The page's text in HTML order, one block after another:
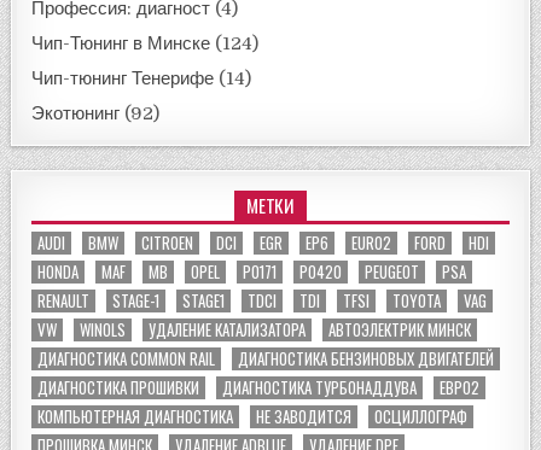
Профессия: диагност (4)
Чип-Тюнинг в Минске (124)
Чип-тюнинг Тенерифе (14)
Экотюнинг (92)
МЕТКИ
AUDI BMW CITROEN DCI EGR EP6 EURO2 FORD
HDI
HONDA
MAF MB OPEL P0171 P0420 PEUGEOT
PSA
RENAULT
STAGE-1 STAGE1 TDCI TDI TFSI TOYOTA
VAG
VW
WINOLS УДАЛЕНИЕ КАТАЛИЗАТОРА
АВТОЭЛЕКТРИК МИНСК
ДИАГНОСТИКА COMMON RAIL
ДИАГНОСТИКА БЕНЗИНОВЫХ ДВИГАТЕЛЕЙ
ДИАГНОСТИКА ПРОШИВКИ
ДИАГНОСТИКА ТУРБОНАДДУВА
ЕВРО2
КОМПЬЮТЕРНАЯ ДИАГНОСТИКА
НЕ ЗАВОДИТСЯ
ОСЦИЛЛОГРАФ
ПРОШИВКА МИНСК
УДАЛЕНИЕ ADBLUE УДАЛЕНИЕ DPF